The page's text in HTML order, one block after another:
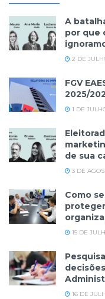
A
por que
2 DE
FGV
2025/
1 DE
de sua
3 DE
Como
15 DE
16 DE